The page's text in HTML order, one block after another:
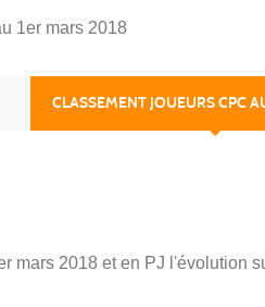
1er mars 2018
CLASSEMENT JOUEURS CPC
mars 2018 et en PJ l'évolution